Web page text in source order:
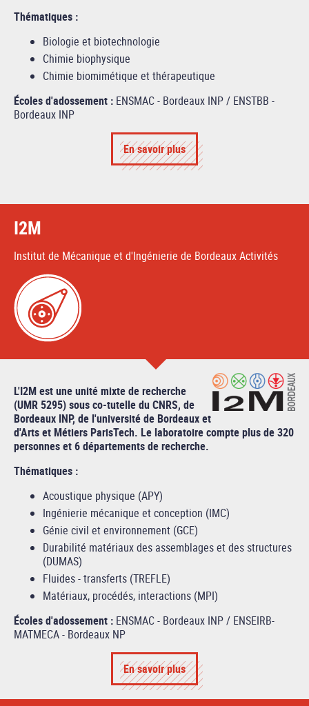
Thématiques :
Biologie et biotechnologie
Chimie biophysique
Chimie biomimétique et thérapeutique
Écoles d'adossement : ENSMAC - Bordeaux INP / ENSTBB -
Bordeaux INP
En savoir plus
I2M
Institut de Mécanique et d'Ingénierie de Bordeaux Activités
L'I2M est une unité mixte de recherche
(UMR 5295) sous co-tutelle du CNRS, de
Bordeaux INP, de l'université de Bordeaux et
d'Arts et Métiers ParisTech. Le laboratoire compte plus de 320
personnes et 6 départements de recherche.
Thématiques :
Acoustique physique (APY)
Ingénierie mécanique et conception (IMC)
Génie civil et environnement (GCE)
Durabilité matériaux des assemblages et des structures
(DUMAS)
Fluides - transferts (TREFLE)
Matériaux, procédés, interactions (MPI)
Écoles d'adossement : ENSMAC - Bordeaux INP / ENSEIRB-
MATMECA - Bordeaux NP
En savoir plus